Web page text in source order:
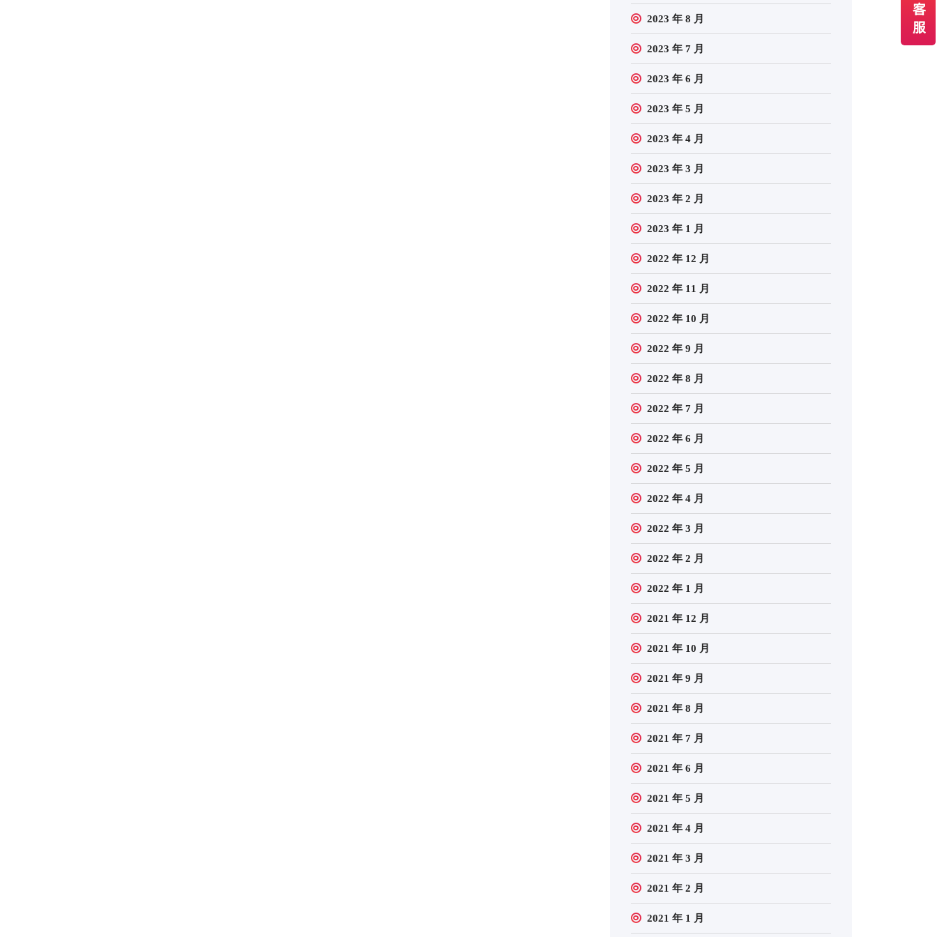
2023 年 8 月
2023 年 7 月
2023 年 6 月
2023 年 5 月
2023 年 4 月
2023 年 3 月
2023 年 2 月
2023 年 1 月
2022 年 12 月
2022 年 11 月
2022 年 10 月
2022 年 9 月
2022 年 8 月
2022 年 7 月
2022 年 6 月
2022 年 5 月
2022 年 4 月
2022 年 3 月
2022 年 2 月
2022 年 1 月
2021 年 12 月
2021 年 10 月
2021 年 9 月
2021 年 8 月
2021 年 7 月
2021 年 6 月
2021 年 5 月
2021 年 4 月
2021 年 3 月
2021 年 2 月
2021 年 1 月